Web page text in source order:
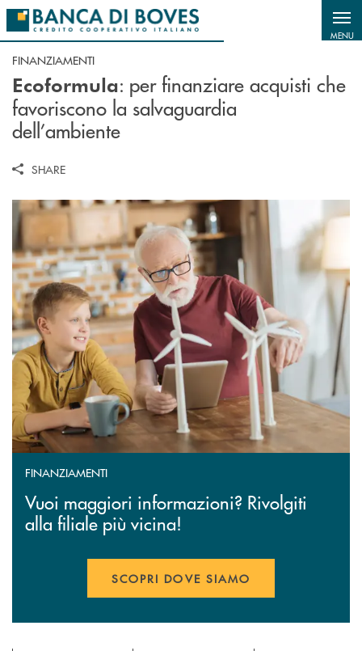
Salta al contenuto principale
MENU
FINANZIAMENTI
Ecoformula: per finanziare acquisti che
favoriscono la salvaguardia
dell’ambiente
SHARE
FINANZIAMENTI
Vuoi maggiori informazioni? Rivolgiti
alla filiale più vicina!
SCOPRI DOVE SIAMO